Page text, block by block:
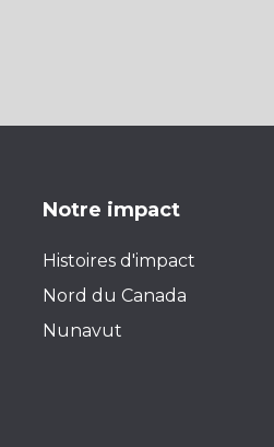
Notre impact
Histoires d'impact
Nord du Canada
Nunavut